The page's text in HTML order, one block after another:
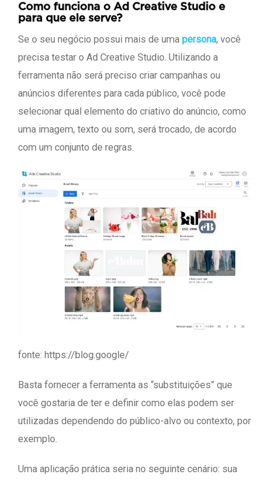
Como funciona o Ad Creative Studio e
para que ele serve?
Se o seu negócio possui mais de uma persona, você
precisa testar o Ad Creative Studio. Utilizando a
ferramenta não será preciso criar campanhas ou
anúncios diferentes para cada público, você pode
selecionar qual elemento do criativo do anúncio, como
uma imagem, texto ou som, será trocado, de acordo
com um conjunto de regras.
fonte: https://blog.google/
Basta fornecer a ferramenta as “substituições” que
você gostaria de ter e definir como elas podem ser
utilizadas dependendo do público-alvo ou contexto, por
exemplo.
Uma aplicação prática seria no seguinte cenário: sua